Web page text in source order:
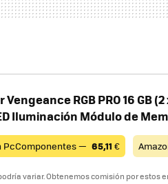
Vengeance RGB PRO 16 GB
Iluminación Módulo de
PcComponentes — 65,11 €
variar. Obtenemos comisión por estos